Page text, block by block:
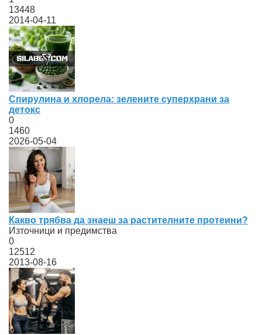
13448
2014-04-11
Спирулина и хлорела: зелените суперхрани за
детокс
0
1460
2026-05-04
Какво трябва да знаеш за растителните протеини?
Източници и предимства
0
12512
2013-08-16